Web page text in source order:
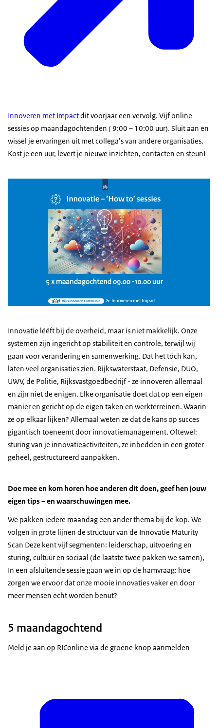
Innoveren met Impactdit voorjaar een vervolg. Vijf online
sessies op maandagochtenden ( 9:00 – 10:00 uur). Sluit aan en
wissel je ervaringen uit met collega’s van andere organisaties.
Kost je een uur, levert je nieuwe inzichten, contacten en steun!
Innovatie lééft bij de overheid, maar is niet makkelijk. Onze
systemen zijn ingericht op stabiliteit en controle, terwijl wij
gaan voor verandering en samenwerking. Dat het tóch kan,
laten veel organisaties zien. Rijkswaterstaat, Defensie, DUO,
UWV, de Politie, Rijksvastgoedbedrijf - ze innoveren állemaal
en zijn niet de enigen. Elke organisatie doet dat op een eigen
manier en gericht op de eigen taken en werkterreinen. Waarin
ze op elkaar lijken? Allemaal weten ze dat de kans op succes
gigantisch toeneemt door innovatiemanagement. Oftewel:
sturing van je innovatieactiviteiten, ze inbedden in een groter
geheel, gestructureerd aanpakken.
Doe mee en kom horen hoe anderen dit doen, geef hen jouw
eigen tips – en waarschuwingen mee.
We pakken iedere maandag een ander thema bij de kop. We
volgen in grote lijnen de structuur van de Innovatie Maturity
Scan Deze kent vijf segmenten: leiderschap, uitvoering en
sturing, cultuur en sociaal (de laatste twee pakken we samen),
In een afsluitende sessie gaan we in op de hamvraag: hoe
zorgen we ervoor dat onze mooie innovaties vaker en door
meer mensen echt worden benut?
5 maandagochtend
Meld je aan op RIConline via de groene knop aanmelden